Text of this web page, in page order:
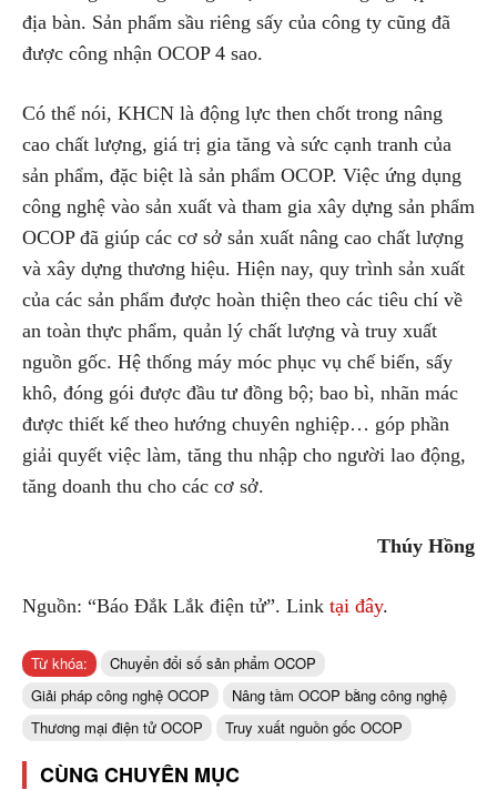
địa bàn. Sản phẩm sầu riêng sấy của công ty cũng đã
được công nhận OCOP 4 sao.
Có thể nói, KHCN là động lực then chốt trong nâng
cao chất lượng, giá trị gia tăng và sức cạnh tranh của
sản phẩm, đặc biệt là sản phẩm OCOP. Việc ứng dụng
công nghệ vào sản xuất và tham gia xây dựng sản phẩm
OCOP đã giúp các cơ sở sản xuất nâng cao chất lượng
và xây dựng thương hiệu. Hiện nay, quy trình sản xuất
của các sản phẩm được hoàn thiện theo các tiêu chí về
an toàn thực phẩm, quản lý chất lượng và truy xuất
nguồn gốc. Hệ thống máy móc phục vụ chế biến, sấy
khô, đóng gói được đầu tư đồng bộ; bao bì, nhãn mác
được thiết kế theo hướng chuyên nghiệp… góp phần
giải quyết việc làm, tăng thu nhập cho người lao động,
tăng doanh thu cho các cơ sở.
Thúy Hồng
Nguồn: “Báo Đắk Lắk điện tử”. Link tại đây.
Từ khóa:
Chuyển đổi số sản phẩm OCOP
Giải pháp công nghệ OCOP
Nâng tầm OCOP bằng công nghệ
Thương mại điện tử OCOP
Truy xuất nguồn gốc OCOP
CÙNG CHUYÊN MỤC